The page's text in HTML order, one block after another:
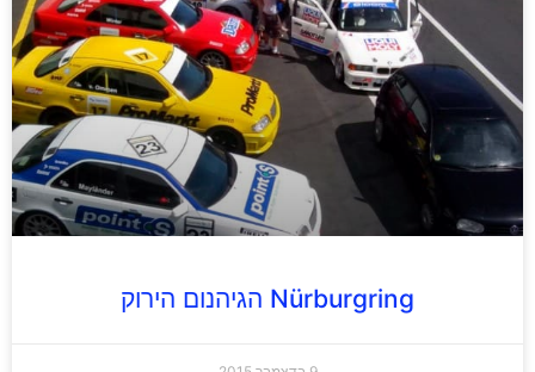
Nürburgring הגיהנום הירוק